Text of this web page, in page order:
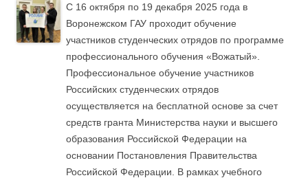
С 16 октября по 19 декабря 2025 года в
Воронежском ГАУ проходит обучение
участников студенческих отрядов по программе
профессионального обучения «Вожатый».
Профессиональное обучение участников
Российских студенческих отрядов
осуществляется на бесплатной основе за счет
средств гранта Министерства науки и высшего
образования Российской Федерации на
основании Постановления Правительства
Российской Федерации. В рамках учебного